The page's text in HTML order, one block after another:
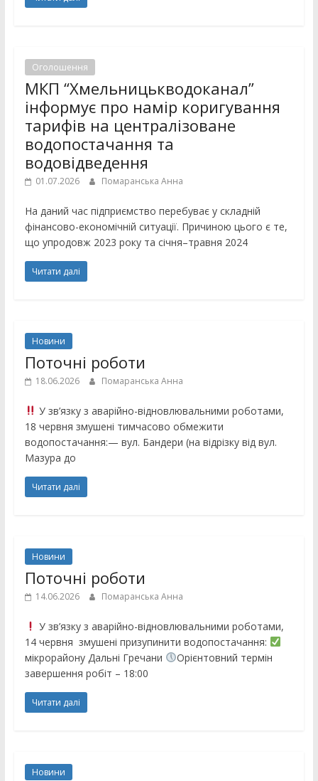
Оголошення
МКП “Хмельницькводоканал”
інформує про намір коригування
тарифів на централізоване
водопостачання та
водовідведення
01.07.2026 Помаранська Анна
На даний час підприємство перебуває у складній
фінансово-економічній ситуації. Причиною цього є те,
що упродовж 2023 року та січня–травня 2024
Читати далі
Новини
Поточні роботи
18.06.2026 Помаранська Анна
У зв’язку з аварійно-відновлювальними роботами,
18 червня змушені тимчасово обмежити
водопостачання:— вул. Бандери (на відрізку від вул.
Мазура до
Читати далі
Новини
Поточні роботи
14.06.2026 Помаранська Анна
У зв’язку з аварійно-відновлювальними роботами,
14 червня змушені призупинити водопостачання:
мікрорайону Дальні Гречани
Орієнтовний термін
завершення робіт – 18:00
Читати далі
Новини